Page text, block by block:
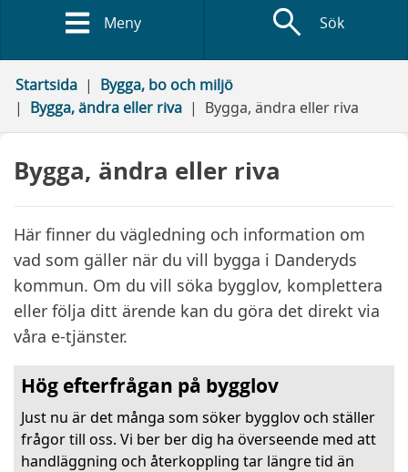
Meny search Sök
Startsida
Bygga, bo och miljö
Bygga, ändra eller riva
Bygga, ändra eller riva
Bygga, ändra eller riva
Här finner du vägledning och information om
vad som gäller när du vill bygga i Danderyds
kommun. Om du vill söka bygglov, komplettera
eller följa ditt ärende kan du göra det direkt via
våra e-tjänster.
Hög efterfrågan på bygglov
Just nu är det många som söker bygglov och ställer
frågor till oss. Vi ber ber dig ha överseende med att
handläggning och återkoppling tar längre tid än